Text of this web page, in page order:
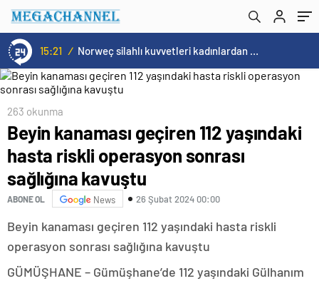
15:21 / Norweç silahlı kuvvetleri kadınlardan oluşan özel kuvvetler eğitimlerini başlattı.
263 okunma
Beyin kanaması geçiren 112 yaşındaki
hasta riskli operasyon sonrası
sağlığına kavuştu
ABONE OL News 26 Şubat 2024 00:00
Beyin kanaması geçiren 112 yaşındaki hasta riskli
operasyon sonrası sağlığına kavuştu
GÜMÜŞHANE – Gümüşhane’de 112 yaşındaki Gülhanım